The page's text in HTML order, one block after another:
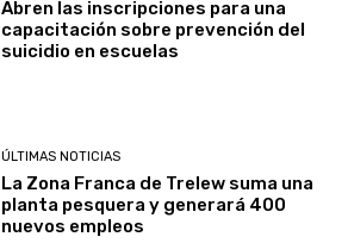
Abren las inscripciones para una
capacitación sobre prevención del
suicidio en escuelas
ÚLTIMAS NOTICIAS
La Zona Franca de Trelew suma una
planta pesquera y generará 400
nuevos empleos